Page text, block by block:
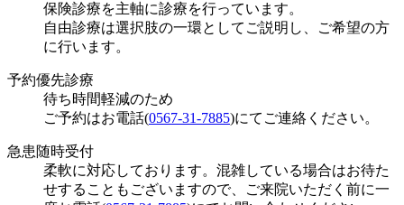
保険診療を主軸に診療を行っています。
自由診療は選択肢の一環としてご説明し、ご希望の方
に行います。
予約優先診療
待ち時間軽減のため
ご予約はお電話(0567-31-7885)にてご連絡ください。
急患随時受付
柔軟に対応しております。混雑している場合はお待た
せすることもございますので、ご来院いただく前に一